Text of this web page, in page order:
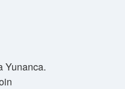
Yunanca.